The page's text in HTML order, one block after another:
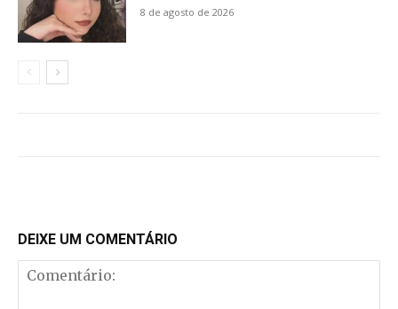
8 de agosto de 2026
DEIXE UM COMENTÁRIO